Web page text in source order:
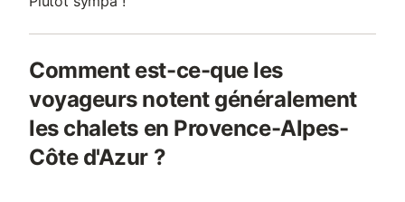
Comment est-ce-que les
voyageurs notent généralement
les chalets en Provence-Alpes-
Côte d'Azur ?